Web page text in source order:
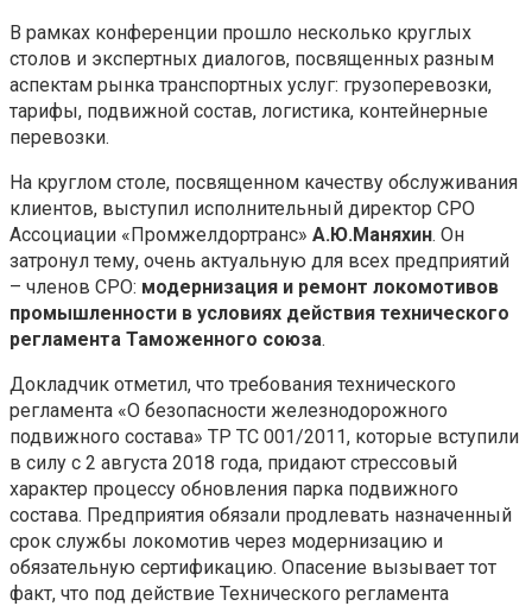
В рамках конференции прошло несколько круглых
столов и экспертных диалогов, посвященных разным
аспектам рынка транспортных услуг: грузоперевозки,
тарифы, подвижной состав, логистика, контейнерные
перевозки.
На круглом столе, посвященном качеству обслуживания
клиентов, выступил исполнительный директор СРО
Ассоциации «Промжелдортранс» А.Ю.Маняхин. Он
затронул тему, очень актуальную для всех предприятий
– членов СРО: модернизация и ремонт локомотивов
промышленности в условиях действия технического
регламента Таможенного союза.
Докладчик отметил, что требования технического
регламента «О безопасности железнодорожного
подвижного состава» ТР ТС 001/2011, которые вступили
в силу с 2 августа 2018 года, придают стрессовый
характер процессу обновления парка подвижного
состава. Предприятия обязали продлевать назначенный
срок службы локомотив через модернизацию и
обязательную сертификацию. Опасение вызывает тот
факт, что под действие Технического регламента